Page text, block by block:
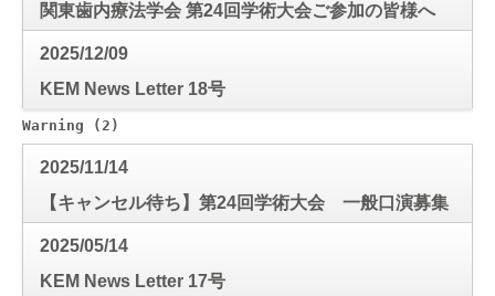
関東歯内療法学会 第24回学術大会ご参加の皆様へ
2025/12/09
KEM News Letter 18号
Warning (2)
2025/11/14
【キャンセル待ち】第24回学術大会 一般口演募集
2025/05/14
KEM News Letter 17号